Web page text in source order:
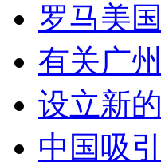
罗马美
有关广
设立新
中国吸